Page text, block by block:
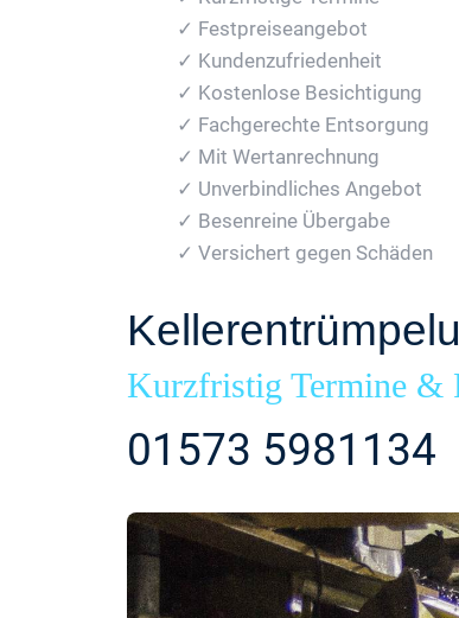
✓ Festpreiseangebot
✓ Kundenzufriedenheit
✓ Kostenlose Besichtigung
✓ Fachgerechte Entsorgung
✓ Mit Wertanrechnung
✓ Unverbindliches Angebot
✓ Besenreine Übergabe
✓ Versichert gegen Schäden
Kurzfristig Termine &
01573 5981134